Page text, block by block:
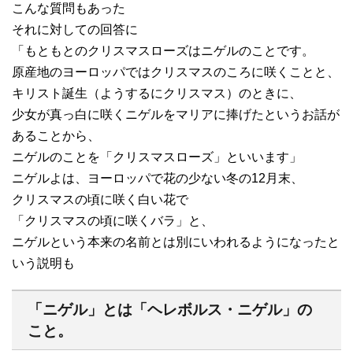
こんな質問もあった
それに対しての回答に
「もともとのクリスマスローズはニゲルのことです。
原産地のヨーロッパではクリスマスのころに咲くことと、
キリスト誕生（ようするにクリスマス）のときに、
少女が真っ白に咲くニゲルをマリアに捧げたというお話が
あることから、
ニゲルのことを「クリスマスローズ」といいます」
ニゲルよは、ヨーロッパで花の少ない冬の12月末、
クリスマスの頃に咲く白い花で
「クリスマスの頃に咲くバラ」と、
ニゲルという本来の名前とは別にいわれるようになったと
いう説明も
「ニゲル」とは「ヘレボルス・ニゲル」の
こと。